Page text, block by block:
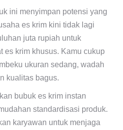
ini menyimpan potensi yang
es krim kini tidak lagi
juta rupiah untuk
es krim khusus. Kamu cukup
ukuran sedang, wadah
kualitas bagus.
bubuk es krim instan
standardisasi produk.
karyawan untuk menjaga